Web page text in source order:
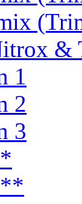
1
2
3